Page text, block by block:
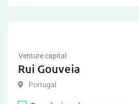
Venture capital
Rui Gouveia
Portugal